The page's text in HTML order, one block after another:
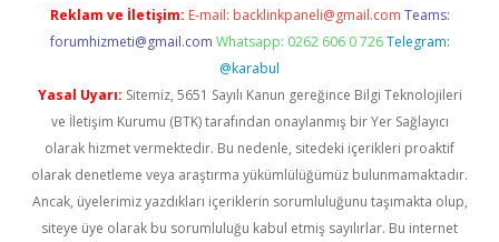
Reklam ve İletişim: E-mail: backlinkpaneli@gmail.com Teams:
forumhizmeti@gmail.com Whatsapp: 0262 606 0 726 Telegram:
@karabul
Yasal Uyarı: Sitemiz, 5651 Sayılı Kanun gereğince Bilgi Teknolojileri
ve İletişim Kurumu (BTK) tarafından onaylanmış bir Yer Sağlayıcı
olarak hizmet vermektedir. Bu nedenle, sitedeki içerikleri proaktif
olarak denetleme veya araştırma yükümlülüğümüz bulunmamaktadır.
Ancak, üyelerimiz yazdıkları içeriklerin sorumluluğunu taşımakta olup,
siteye üye olarak bu sorumluluğu kabul etmiş sayılırlar. Bu internet